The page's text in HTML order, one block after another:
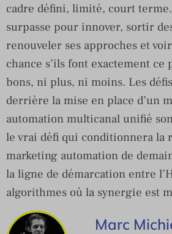
cadre défini, limité, court terme.
surpasse pour innover, sortir
renouveler ses approches et
chance s’ils font exactement
bons, ni plus, ni moins. Les
derrière la mise en place d’un
automation multicanal unifié
le vrai défi qui conditionnera la
marketing automation de
la ligne de démarcation entre
algorithmes où la synergie est
Marc